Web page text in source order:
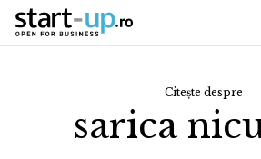
Citește despre
sarica